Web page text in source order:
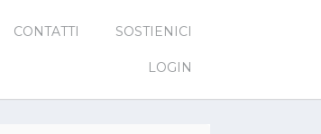
CONTATTI SOSTIENICI
LOGIN